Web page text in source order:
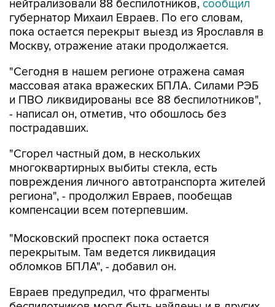
пока остается перекрыт выезд из Ярославля в
Москву, отражение атаки продолжается.
"Сегодня в нашем регионе отражена самая
и ПВО ликвидированы все 88 беспилотников",
- написал он, отметив, что обошлось без
пострадавших.
"Сгорел частный дом, в нескольких
повреждения личного автотранспорта жителей
региона", - продолжил Евраев, пообещав
компенсации всем потерпевшим.
"Московский проспект пока остается
обломков БПЛА", - добавил он.
Евраев предупредил, что фрагменты
местах. Он напомнил, что в этом случае нельзя